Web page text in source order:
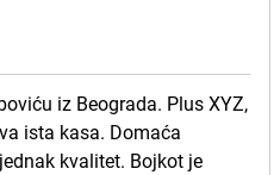
iz Beograda. Plus XYZ,
ista kasa. Domaća
kvalitet. Bojkot je